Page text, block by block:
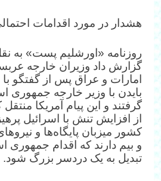
هشدار در مورد اقدامات
روزنامه «اورشلیم پست» به
گزارش داد وزیران خارجه
امارات و عراق پس از گفتگو
بایدن با وزیر خارجه جمهوری
گرفتند و این پیام آمریکا منتقل
از افزایش تنش‌ با اسرائیل
کشور میزبان پایگاه‌ها و
و بیم دارند که اقدام جمهوری
تبدیل به یک دردسر بزرگ شود.